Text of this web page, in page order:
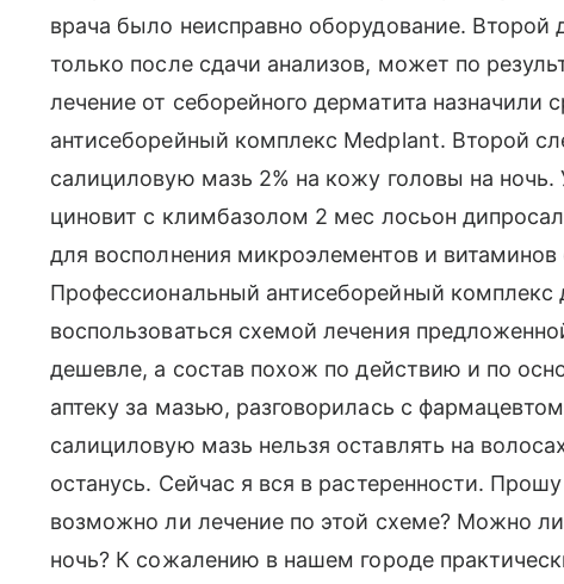
врача было неисправно оборудование. Второй
только после сдачи анализов, может по
лечение от себорейного дерматита
антисеборейный комплекс Medplant. Второй
салициловую мазь 2% на кожу головы на
циновит с климбазолом 2 мес лосьон
для восполнения микроэлементов и витаминов
Профессиональный антисеборейный комплекс
воспользоваться схемой лечения
дешевле, а состав похож по действию и по
аптеку за мазью, разговорилась с
салициловую мазь нельзя оставлять на
останусь. Сейчас я вся в растеренности.
возможно ли лечение по этой схеме? Можно
ночь? К сожалению в нашем городе